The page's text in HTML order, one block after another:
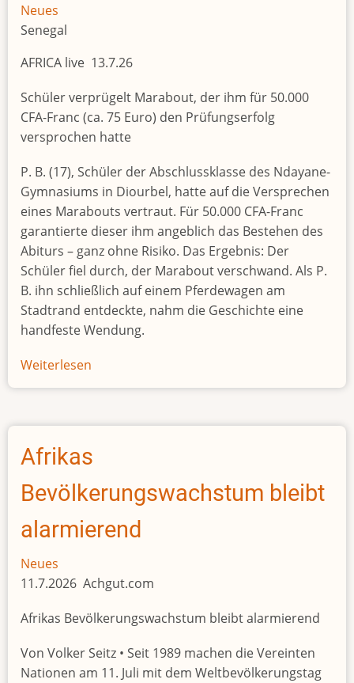
Neues
Senegal
AFRICA live 13.7.26
Schüler verprügelt Marabout, der ihm für 50.000
CFA-Franc (ca. 75 Euro) den Prüfungserfolg
versprochen hatte
P. B. (17), Schüler der Abschlussklasse des Ndayane-
Gymnasiums in Diourbel, hatte auf die Versprechen
eines Marabouts vertraut. Für 50.000 CFA-Franc
garantierte dieser ihm angeblich das Bestehen des
Abiturs – ganz ohne Risiko. Das Ergebnis: Der
Schüler fiel durch, der Marabout verschwand. Als P.
B. ihn schließlich auf einem Pferdewagen am
Stadtrand entdeckte, nahm die Geschichte eine
handfeste Wendung.
Weiterlesen
Nach
Pleite:
verprügelt
Afrikas
Bevölkerungswachstum bleibt
alarmierend
Neues
11.7.2026 Achgut.com
Afrikas Bevölkerungswachstum bleibt alarmierend
Von Volker Seitz • Seit 1989 machen die Vereinten
Nationen am 11. Juli mit dem Weltbevölkerungstag